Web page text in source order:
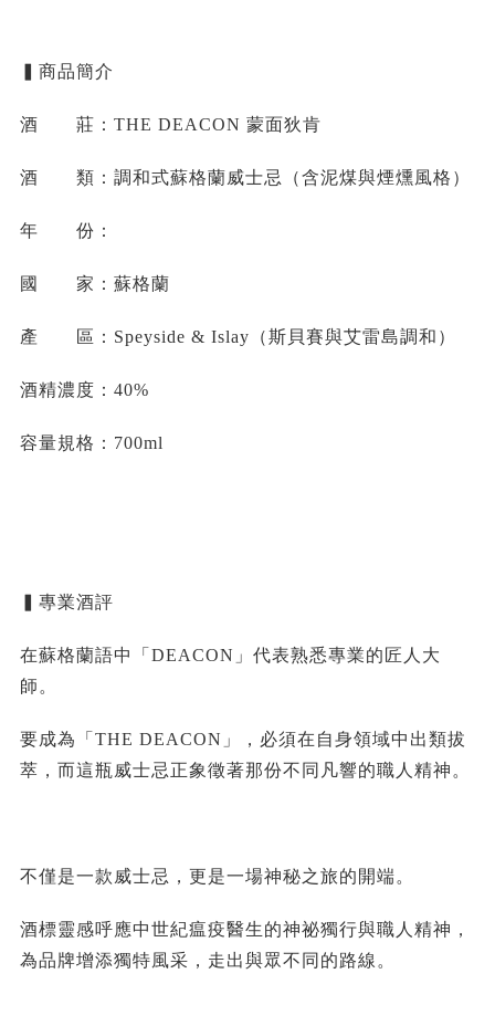
▍商品簡介
酒 莊：THE DEACON 蒙面狄肯
酒 類：調和式蘇格蘭威士忌（含泥煤與煙燻風格）
年 份：
國 家：蘇格蘭
產 區：Speyside & Islay（斯貝賽與艾雷島調和）
酒精濃度：40%
容量規格：700ml
▍專業酒評
在蘇格蘭語中「DEACON」代表熟悉專業的匠人大
師。
要成為「THE DEACON」，必須在自身領域中出類拔
萃，而這瓶威士忌正象徵著那份不同凡響的職人精神。
不僅是一款威士忌，更是一場神秘之旅的開端。
酒標靈感呼應中世紀瘟疫醫生的神祕獨行與職人精神，
為品牌增添獨特風采，走出與眾不同的路線。